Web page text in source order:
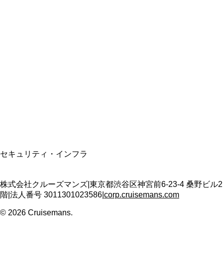
セキュリティ・インフラ
株式会社クルーズマンズ 東京都渋谷区神宮前6-23-4 桑野ビル2
階 法人番号 3011301023586 corp.cruisemans.com
© 2026 Cruisemans.